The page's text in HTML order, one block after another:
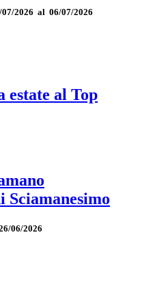
2026 al 06/07/2026
al Top
Sciamanesimo
06/2026